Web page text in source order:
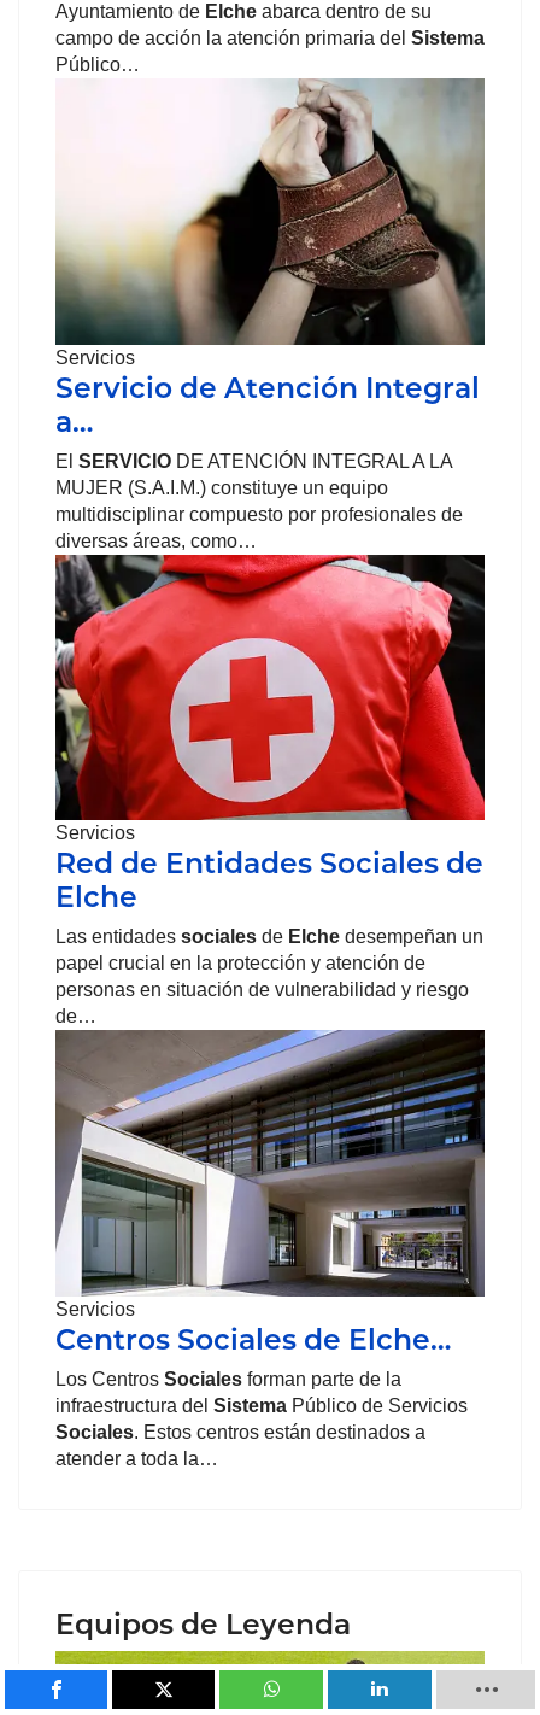
Ayuntamiento de Elche abarca dentro de su
campo de acción la atención primaria del Sistema
Público…
Servicios
Servicio de Atención Integral
a…
El SERVICIO DE ATENCIÓN INTEGRAL A LA
MUJER (S.A.I.M.) constituye un equipo
multidisciplinar compuesto por profesionales de
diversas áreas, como…
Servicios
Red de Entidades Sociales de
Elche
Las entidades sociales de Elche desempeñan un
papel crucial en la protección y atención de
personas en situación de vulnerabilidad y riesgo
de…
Servicios
Centros Sociales de Elche…
Los Centros Sociales forman parte de la
infraestructura del Sistema Público de Servicios
Sociales. Estos centros están destinados a
atender a toda la…
Equipos de Leyenda